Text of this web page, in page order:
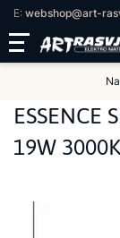
E: webshop@art-
ESSENCE
19W